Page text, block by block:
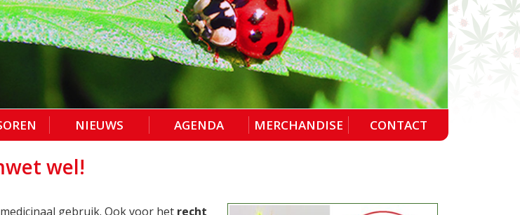
NIEUWS AGENDA MERCHANDISE CONTACT
wel!
gebruik. Ook voor het recht